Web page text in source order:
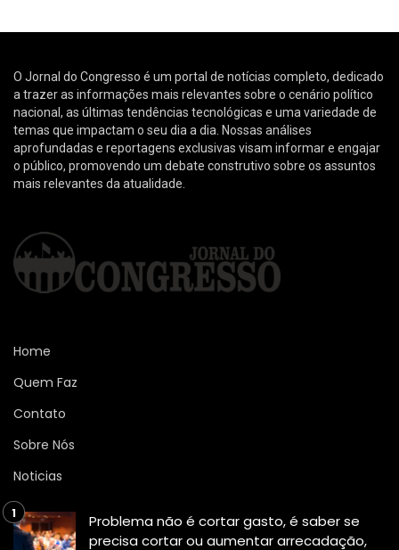
O Jornal do Congresso é um portal de notícias completo, dedicado
a trazer as informações mais relevantes sobre o cenário político
nacional, as últimas tendências tecnológicas e uma variedade de
temas que impactam o seu dia a dia. Nossas análises
aprofundadas e reportagens exclusivas visam informar e engajar
o público, promovendo um debate construtivo sobre os assuntos
mais relevantes da atualidade.
Home
Quem Faz
Contato
Sobre Nós
Noticias
Problema não é cortar gasto, é saber se
precisa cortar ou aumentar arrecadação,